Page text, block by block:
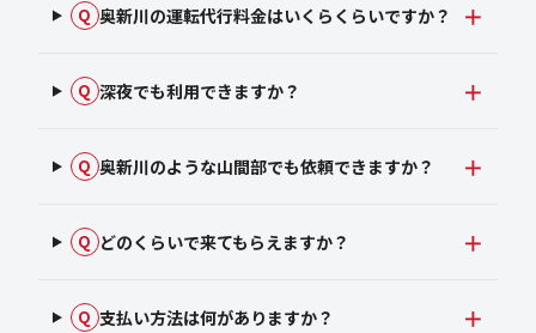
Q 奥新川の運転代行料金はいくらくらいですか？
Q 深夜でも利用できますか？
Q 奥新川のような山間部でも依頼できますか？
Q どのくらいで来てもらえますか？
Q 支払い方法は何がありますか？